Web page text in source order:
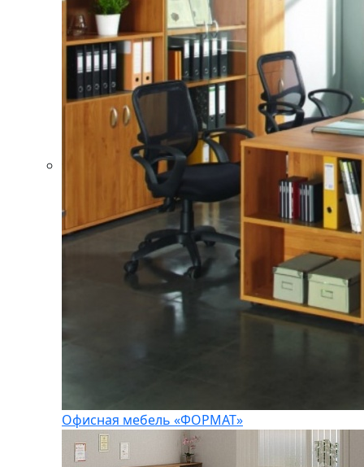
Офисная мебель «ФОРМАТ»